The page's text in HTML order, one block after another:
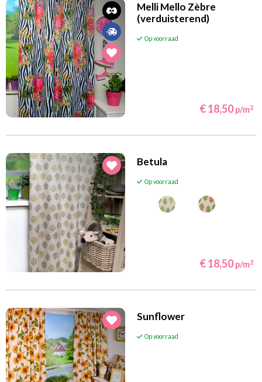
Melli Mello Zèbre
(verduisterend)
Op voorraad
€ 18,50 p/m2
Betula
Op voorraad
€ 18,50 p/m2
Sunflower
Op voorraad